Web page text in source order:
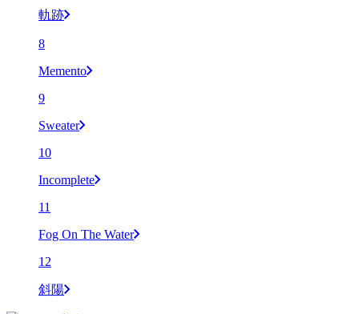
軌跡
8
Memento
9
Sweater
10
Incomplete
11
Fog On The Water
12
斜陽